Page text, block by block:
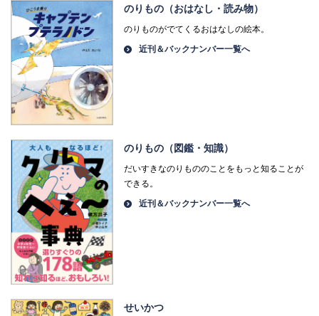
のりもの（おはなし・読み物）
のりものがでてくるおはなしの絵本。
近刊＆バックナンバー一覧へ
のりもの（図鑑・知識）
だいすきなのりもののことをもっと知ることが
できる。
近刊＆バックナンバー一覧へ
せいかつ